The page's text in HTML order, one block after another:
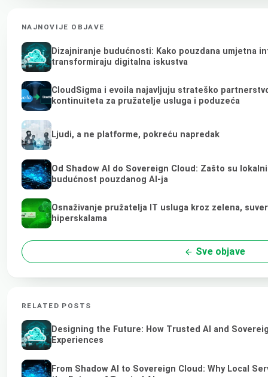
NAJNOVIJE OBJAVE
Dizajniranje budućnosti: Kako pouzdana umjetna
transformiraju digitalna iskustva
CloudSigma i evoila najavljuju strateško
kontinuiteta za pružatelje usluga i poduzeća
Ljudi, a ne platforme, pokreću napredak
Od Shadow AI do Sovereign Cloud: Zašto su
budućnost pouzdanog AI-ja
Osnaživanje pružatelja IT usluga kroz zelena,
hiperskalama
Sve objave
RELATED POSTS
Designing the Future: How Trusted AI and
Experiences
From Shadow AI to Sovereign Cloud: Why Local